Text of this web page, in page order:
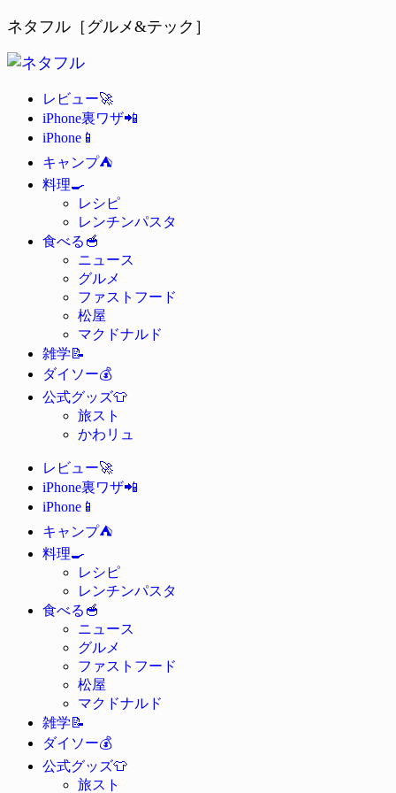
ネタフル［グルメ&テック］
レビュー🚀
iPhone裏ワザ📲
iPhone 📱
キャンプ⛺
料理🍳
レシピ
レンチンパスタ
食べる 🥣
ニュース
グルメ
ファストフード
松屋
マクドナルド
雑学📝
ダイソー💰
公式グッズ👕
旅スト
かわリュ
レビュー🚀
iPhone裏ワザ📲
iPhone 📱
キャンプ⛺
料理🍳
レシピ
レンチンパスタ
食べる 🥣
ニュース
グルメ
ファストフード
松屋
マクドナルド
雑学📝
ダイソー💰
公式グッズ👕
旅スト